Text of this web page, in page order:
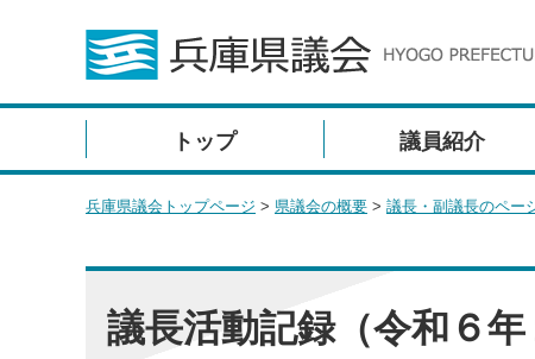
トップ 議員紹介
兵庫県議会トップページ > 県議会の概要 > 議長・副議長のペー
議長活動記録（令和６年